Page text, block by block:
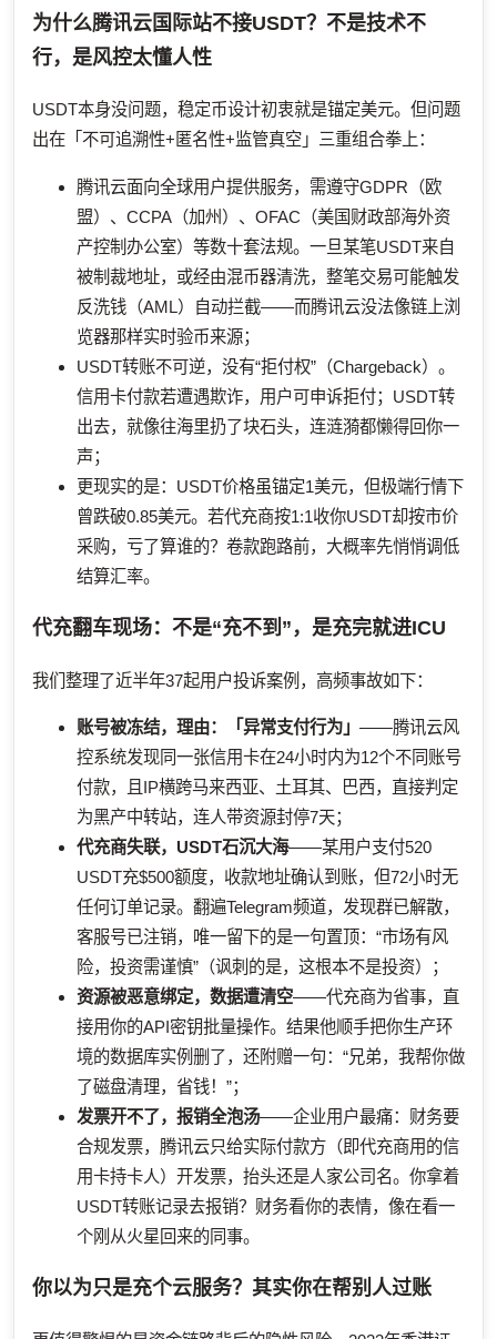
为什么腾讯云国际站不接USDT？不是技术不
行，是风控太懂人性
USDT本身没问题，稳定币设计初衷就是锚定美元。但问题
出在「不可追溯性+匿名性+监管真空」三重组合拳上：
腾讯云面向全球用户提供服务，需遵守GDPR（欧
盟）、CCPA（加州）、OFAC（美国财政部海外资
产控制办公室）等数十套法规。一旦某笔USDT来自
被制裁地址，或经由混币器清洗，整笔交易可能触发
反洗钱（AML）自动拦截——而腾讯云没法像链上浏
览器那样实时验币来源；
USDT转账不可逆，没有“拒付权”（Chargeback）。
信用卡付款若遭遇欺诈，用户可申诉拒付；USDT转
出去，就像往海里扔了块石头，连涟漪都懒得回你一
声；
更现实的是：USDT价格虽锚定1美元，但极端行情下
曾跌破0.85美元。若代充商按1:1收你USDT却按市价
采购，亏了算谁的？卷款跑路前，大概率先悄悄调低
结算汇率。
代充翻车现场：不是“充不到”，是充完就进ICU
我们整理了近半年37起用户投诉案例，高频事故如下：
账号被冻结，理由：「异常支付行为」 ——腾讯云风
控系统发现同一张信用卡在24小时内为12个不同账号
付款，且IP横跨马来西亚、土耳其、巴西，直接判定
为黑产中转站，连人带资源封停7天；
代充商失联，USDT石沉大海——某用户支付520
USDT充$500额度，收款地址确认到账，但72小时无
任何订单记录。翻遍Telegram频道，发现群已解散，
客服号已注销，唯一留下的是一句置顶：“市场有风
险，投资需谨慎”（讽刺的是，这根本不是投资）；
资源被恶意绑定，数据遭清空——代充商为省事，直
接用你的API密钥批量操作。结果他顺手把你生产环
境的数据库实例删了，还附赠一句：“兄弟，我帮你做
了磁盘清理，省钱！”；
发票开不了，报销全泡汤——企业用户最痛：财务要
合规发票，腾讯云只给实际付款方（即代充商用的信
用卡持卡人）开发票，抬头还是人家公司名。你拿着
USDT转账记录去报销？财务看你的表情，像在看一
个刚从火星回来的同事。
你以为只是充个云服务？其实你在帮别人过账